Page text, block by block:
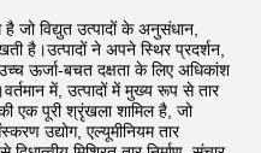
है जो विद्युत उत्पादों के अनुसंधान,
है।उत्पादों ने अपने स्थिर प्रदर्शन,
ऊर्जा-बचत दक्षता के लिए अधिकांश
में, उत्पादों में मुख्य रूप से तार
एक पूरी श्रृंखला शामिल है, जो
उद्योग, एल्यूमीनियम तार